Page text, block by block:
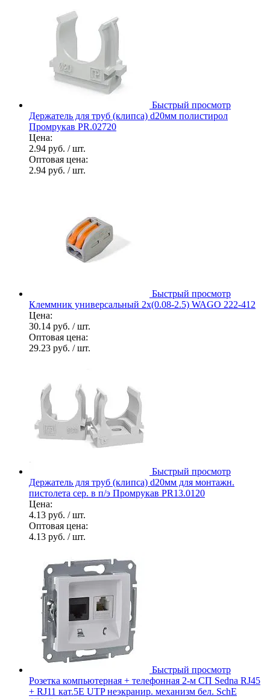
Быстрый просмотр
Держатель для труб (клипса) d20мм полистирол
Промрукав PR.02720
Цена:
2.94 руб. / шт.
Оптовая цена:
2.94 руб. / шт.
Быстрый просмотр
Клеммник универсальный 2х(0.08-2.5) WAGO 222-412
Цена:
30.14 руб. / шт.
Оптовая цена:
29.23 руб. / шт.
Быстрый просмотр
Держатель для труб (клипса) d20мм для монтажн.
пистолета сер. в п/э Промрукав PR13.0120
Цена:
4.13 руб. / шт.
Оптовая цена:
4.13 руб. / шт.
Быстрый просмотр
Розетка компьютерная + телефонная 2-м СП Sedna RJ45
+ RJ11 кат.5E UTP неэкранир. механизм бел. SchE